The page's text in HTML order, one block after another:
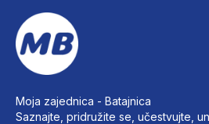
Moja zajednica - Batajnica
Saznajte, pridružite se, učestvujte,